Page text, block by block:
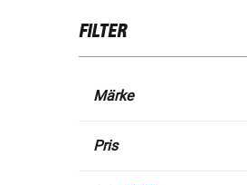
FILTER
Märke
Pris